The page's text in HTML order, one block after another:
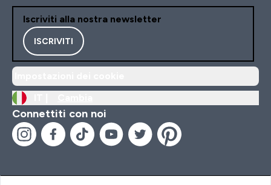
Iscriviti alla nostra newsletter
ISCRIVITI
Connettiti con noi